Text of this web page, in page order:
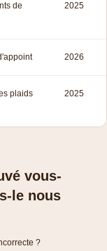
de
2025
2026
plaids
2025
vous-
le nous
?